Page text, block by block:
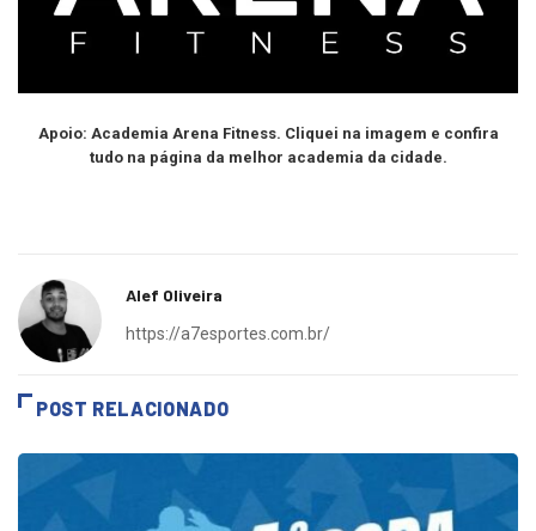
Apoio: Academia Arena Fitness. Cliquei na imagem e confira
tudo na página da melhor academia da cidade.
Alef Oliveira
https://a7esportes.com.br/
POST RELACIONADO